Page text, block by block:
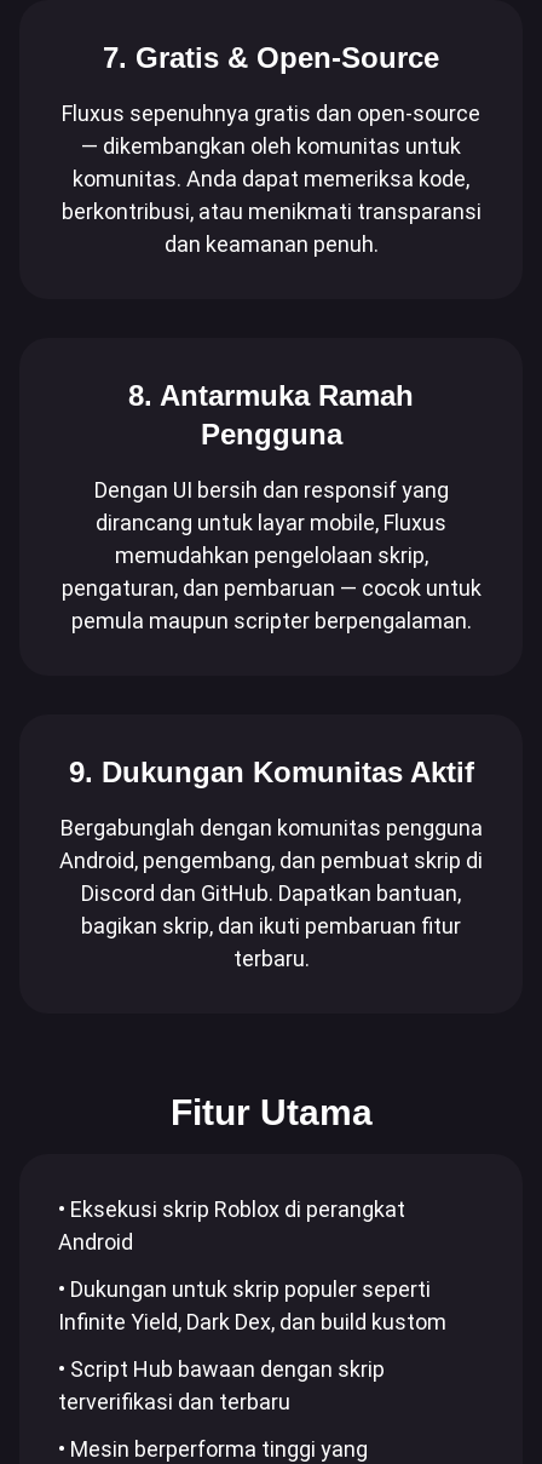
7. Gratis & Open-Source
Fluxus sepenuhnya gratis dan open-source
— dikembangkan oleh komunitas untuk
komunitas. Anda dapat memeriksa kode,
berkontribusi, atau menikmati transparansi
dan keamanan penuh.
8. Antarmuka Ramah
Pengguna
Dengan UI bersih dan responsif yang
dirancang untuk layar mobile, Fluxus
memudahkan pengelolaan skrip,
pengaturan, dan pembaruan — cocok untuk
pemula maupun scripter berpengalaman.
9. Dukungan Komunitas Aktif
Bergabunglah dengan komunitas pengguna
Android, pengembang, dan pembuat skrip di
Discord dan GitHub. Dapatkan bantuan,
bagikan skrip, dan ikuti pembaruan fitur
terbaru.
Fitur Utama
• Eksekusi skrip Roblox di perangkat
Android
• Dukungan untuk skrip populer seperti
Infinite Yield, Dark Dex, dan build kustom
• Script Hub bawaan dengan skrip
terverifikasi dan terbaru
• Mesin berperforma tinggi yang